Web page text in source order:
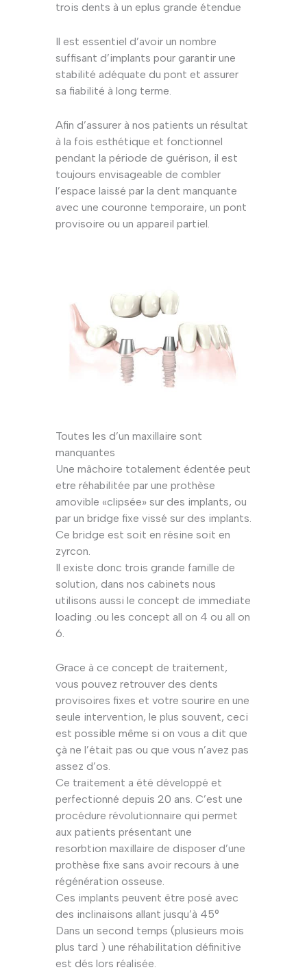
trois dents à un eplus grande étendue
Il est essentiel d’avoir un nombre
suffisant d’implants pour garantir une
stabilité adéquate du pont et assurer
sa fiabilité à long terme.
Afin d’assurer à nos patients un résultat
à la fois esthétique et fonctionnel
pendant la période de guérison, il est
toujours envisageable de combler
l’espace laissé par la dent manquante
avec une couronne temporaire, un pont
provisoire ou un appareil partiel.
Toutes les d’un maxillaire sont
manquantes
Une mâchoire totalement édentée peut
etre réhabilitée par une prothèse
amovible «clipsée» sur des implants, ou
par un bridge fixe vissé sur des implants.
Ce bridge est soit en résine soit en
zyrcon.
Il existe donc trois grande famille de
solution, dans nos cabinets nous
utilisons aussi le concept de immediate
loading .ou les concept all on 4 ou all on
6.
Grace à ce concept de traitement,
vous pouvez retrouver des dents
provisoires fixes et votre sourire en une
seule intervention, le plus souvent, ceci
est possible même si on vous a dit que
çà ne l’était pas ou que vous n’avez pas
assez d’os.
Ce traitement a été développé et
perfectionné depuis 20 ans. C’est une
procédure révolutionnaire qui permet
aux patients présentant une
resorbtion maxillaire de disposer d’une
prothèse fixe sans avoir recours à une
régénération osseuse.
Ces implants peuvent être posé avec
des inclinaisons allant jusqu’à 45°
Dans un second temps (plusieurs mois
plus tard ) une réhabilitation définitive
est dés lors réalisée.